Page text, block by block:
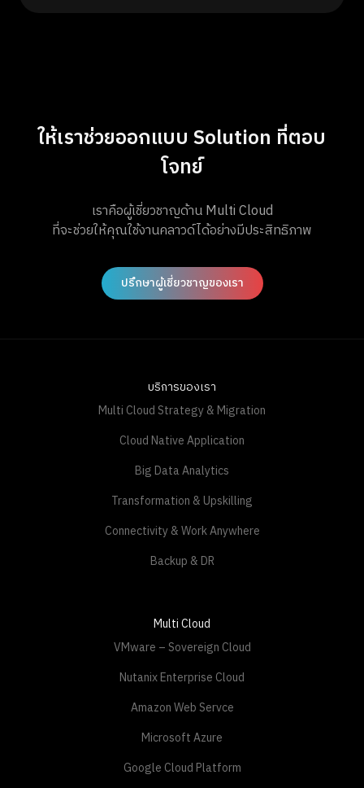
ให้เราช่วยออกแบบ Solution ที่ตอบ
โจทย์
เราคือผู้เชี่ยวชาญด้าน Multi Cloud
ที่จะช่วยให้คุณใช้งานคลาวด์ได้อย่างมีประสิทธิภาพ
ปรึกษาผู้เชี่ยวชาญของเรา
บริการของเรา
Multi Cloud Strategy & Migration
Cloud Native Application
Big Data Analytics
Transformation & Upskilling
Connectivity & Work Anywhere
Backup & DR
Multi Cloud
VMware – Sovereign Cloud
Nutanix Enterprise Cloud
Amazon Web Servce
Microsoft Azure
Google Cloud Platform